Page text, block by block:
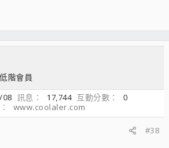
階會員
08 訊息 17,744 互動分數
0
www.coolaler.com
#38